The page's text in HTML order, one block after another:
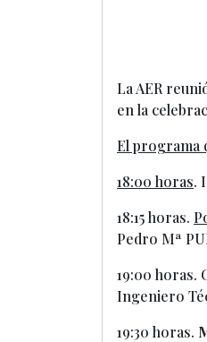
La AER
en la
El programa
18:00 horas.
18:15 horas.
Pedro Mª
19:00 horas.
Ingeniero
19:30 horas.